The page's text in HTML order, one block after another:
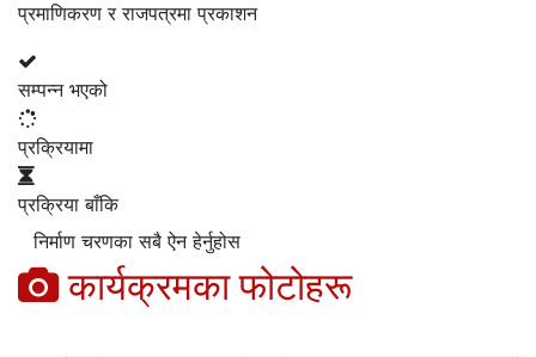
प्रमाणिकरण र राजपत्रमा प्रकाशन
सम्पन्न भएको
प्रक्रियामा
प्रक्रिया बाँकि
निर्माण चरणका सबै ऐन हेर्नुहोस
कार्यक्रमका फोटोहरू